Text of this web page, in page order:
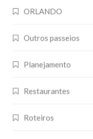
ORLANDO
Outros passeios
Planejamento
Restaurantes
Roteiros